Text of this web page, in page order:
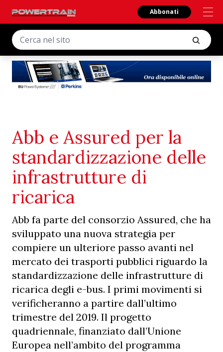
Abbonati
Abb e Assured per la
standardizzazione delle
infrastrutture di
ricarica
Abb fa parte del consorzio Assured, che ha
sviluppato una nuova strategia per
compiere un ulteriore passo avanti nel
mercato dei trasporti pubblici riguardo la
standardizzazione delle infrastrutture di
ricarica degli e-bus. I primi movimenti si
verificheranno a partire dall’ultimo
trimestre del 2019. Il progetto
quadriennale, finanziato dall’Unione
Europea nell’ambito del programma